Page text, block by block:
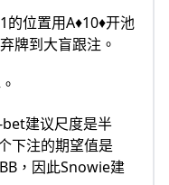
的位置用A♦10♦开池
牌到大盲跟注。
建议尺度是半
下注的期望值是
，因此Snowie建